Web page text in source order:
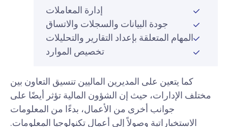
إدارة المعاملات
جودة البيانات والسجلات والاتساق
المهام المتعلقة بإعداد التقارير والتحليلات
تخصيص الموارد
كما يتعين على المديرين الماليين تنسيق التعاون بين
مختلف الإدارات، حيث إن الشؤون المالية تؤثر أيضًا على
جوانب أخرى من الأعمال، بدءًا من المعلومات
الاستخباراتية وصولاً إلى أعمال تكنولوجيا المعلومات.